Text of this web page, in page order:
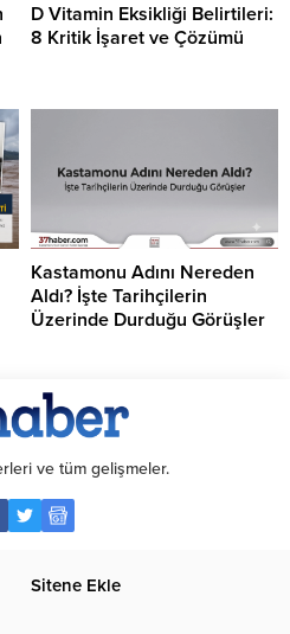
D Vitamin Eksikliği Belirtileri:
8 Kritik İşaret ve Çözümü
Kastamonu Adını Nereden
Aldı? İşte Tarihçilerin
Üzerinde Durduğu Görüşler
ve tüm gelişmeler.
Sitene Ekle